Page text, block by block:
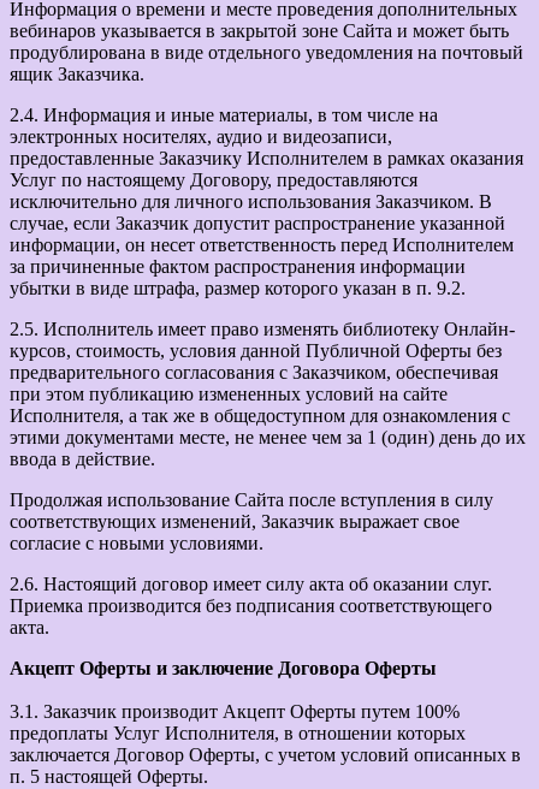
Информация о времени и месте проведения дополнительных
вебинаров указывается в закрытой зоне Сайта и может быть
продублирована в виде отдельного уведомления на почтовый
ящик Заказчика.
2.4. Информация и иные материалы, в том числе на
электронных носителях, аудио и видеозаписи,
предоставленные Заказчику Исполнителем в рамках оказания
Услуг по настоящему Договору, предоставляются
исключительно для личного использования Заказчиком. В
случае, если Заказчик допустит распространение указанной
информации, он несет ответственность перед Исполнителем
за причиненные фактом распространения информации
убытки в виде штрафа, размер которого указан в п. 9.2.
2.5. Исполнитель имеет право изменять библиотеку Онлайн-
курсов, стоимость, условия данной Публичной Оферты без
предварительного согласования с Заказчиком, обеспечивая
при этом публикацию измененных условий на сайте
Исполнителя, а так же в общедоступном для ознакомления с
этими документами месте, не менее чем за 1 (один) день до их
ввода в действие.
Продолжая использование Сайта после вступления в силу
соответствующих изменений, Заказчик выражает свое
согласие с новыми условиями.
2.6. Настоящий договор имеет силу акта об оказании слуг.
Приемка производится без подписания соответствующего
акта.
Акцепт Оферты и заключение Договора Оферты
3.1. Заказчик производит Акцепт Оферты путем 100%
предоплаты Услуг Исполнителя, в отношении которых
заключается Договор Оферты, с учетом условий описанных в
п. 5 настоящей Оферты.